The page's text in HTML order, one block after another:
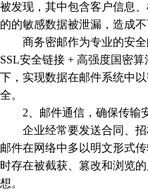
被发现，其中包含客户信息
的的敏感数据被泄漏，造成不
商务密邮作为专业的安全
SSL安全链接 + 高强度国密
下，实现数据在邮件系统中
全。
2、邮件通信，确保传输
企业经常要发送合同、招
邮件在网络中多以明文形式
时存在被截获、篡改和浏览
想。